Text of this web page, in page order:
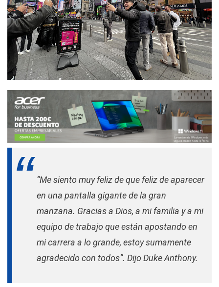
“Me siento muy feliz de que feliz de aparecer
en una pantalla gigante de la gran
manzana. Gracias a Dios, a mi familia y a mi
equipo de trabajo que están apostando en
mi carrera a lo grande, estoy sumamente
agradecido con todos”. Dijo Duke Anthony.